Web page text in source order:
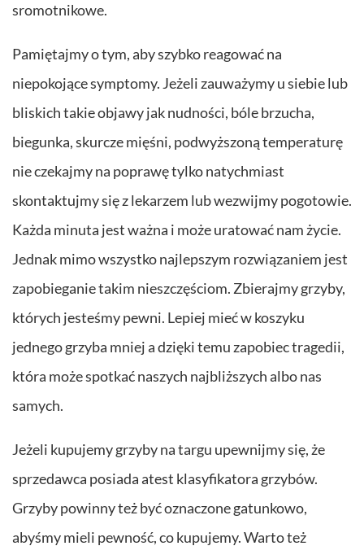
sromotnikowe.
Pamiętajmy o tym, aby szybko reagować na
niepokojące symptomy. Jeżeli zauważymy u siebie lub
bliskich takie objawy jak nudności, bóle brzucha,
biegunka, skurcze mięśni, podwyższoną temperaturę
nie czekajmy na poprawę tylko natychmiast
skontaktujmy się z lekarzem lub wezwijmy pogotowie.
Każda minuta jest ważna i może uratować nam życie.
Jednak mimo wszystko najlepszym rozwiązaniem jest
zapobieganie takim nieszczęściom. Zbierajmy grzyby,
których jesteśmy pewni. Lepiej mieć w koszyku
jednego grzyba mniej a dzięki temu zapobiec tragedii,
która może spotkać naszych najbliższych albo nas
samych.
Jeżeli kupujemy grzyby na targu upewnijmy się, że
sprzedawca posiada atest klasyfikatora grzybów.
Grzyby powinny też być oznaczone gatunkowo,
abyśmy mieli pewność, co kupujemy. Warto też